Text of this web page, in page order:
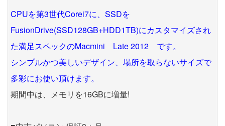
CPUを第3世代Corei7に、SSDを
FusionDrive(SSD128GB+HDD1TB)にカスタマイズされ
た満足スペックのMacmini Late 2012 です。
シンプルかつ美しいデザイン、場所を取らないサイズで
多彩にお使い頂けます。
期間中は、メモリを16GBに増量!